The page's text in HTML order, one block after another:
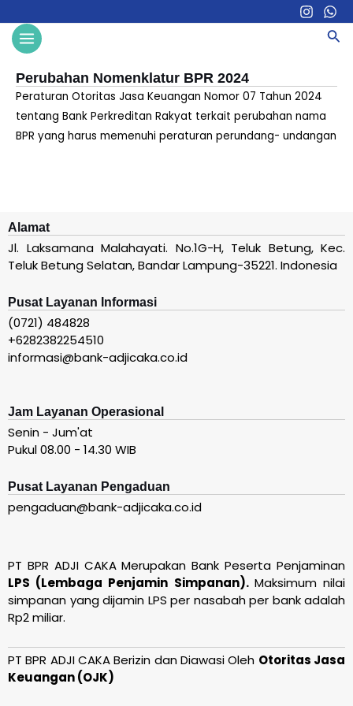
to
contentMAIN
MENU
Perubahan Nomenklatur BPR 2024
Peraturan Otoritas Jasa Keuangan Nomor 07 Tahun 2024
tentang Bank Perkreditan Rakyat terkait perubahan nama
BPR yang harus memenuhi peraturan perundang- undangan
Alamat
Jl. Laksamana Malahayati. No.1G-H, Teluk Betung, Kec.
Teluk Betung Selatan, Bandar Lampung-35221. Indonesia
Pusat Layanan Informasi
(0721) 484828
+6282382254510
informasi@bank-adjicaka.co.id
Jam Layanan Operasional
Senin - Jum'at
Pukul 08.00 - 14.30 WIB
Pusat Layanan Pengaduan
pengaduan@bank-adjicaka.co.id
PT BPR ADJI CAKA Merupakan Bank Peserta Penjaminan
LPS (Lembaga Penjamin Simpanan). Maksimum nilai
simpanan yang dijamin LPS per nasabah per bank adalah
Rp2 miliar.
PT BPR ADJI CAKA Berizin dan Diawasi Oleh Otoritas Jasa
Keuangan (OJK)